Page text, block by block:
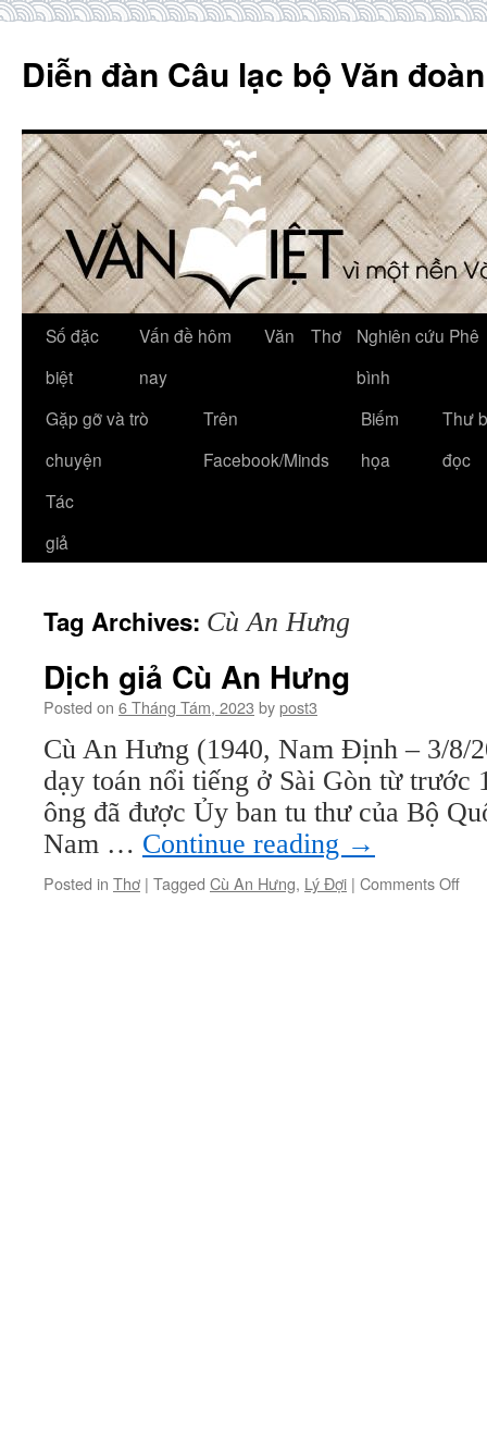
content
Diễn đàn Câu lạc bộ Văn
Số đặc
biệt
Vấn đề hôm
nay
Văn Thơ
Nghiên cứu Phê
bình
Gặp gỡ và trò
chuyện
Trên
Facebook/Minds
Biếm
họa
Thư
đọc
Tác
giả
Tag Archives: Cù An Hưng
Dịch giả Cù An Hưng
Posted on 6 Tháng Tám, 2023 bypost3
Cù An Hưng (1940, Nam Định – 3/8/
dạy toán nổi tiếng ở Sài Gòn từ trước
ông đã được Ủy ban tu thư của Bộ
Nam … Continue reading →
Posted in Thơ | Tagged Cù An Hưng, Lý Đợi | Comments Offon